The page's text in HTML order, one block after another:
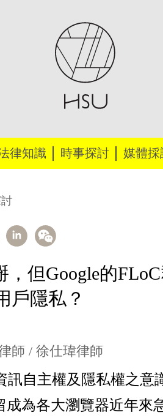
，但Google的
戶隱私？
師 / 徐仕瑋律師
訊自主權及隱私權之意
成為各大瀏覽器近年來
律知識 時事探討 媒體採